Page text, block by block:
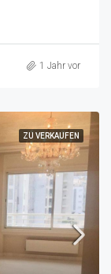
1 Jahr vor
ZU VERKAUFEN